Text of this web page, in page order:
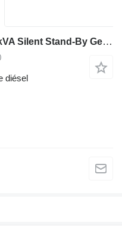
Caterpillar DE50GC C3.3B 50 kVA Silent Stand-By Generatorset CAT New !
diésel